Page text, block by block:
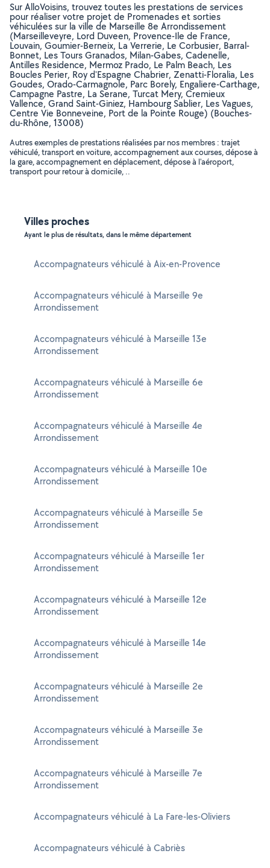
Sur AlloVoisins, trouvez toutes les prestations de services
pour réaliser votre projet de Promenades et sorties
véhiculées sur la ville de Marseille 8e Arrondissement
(Marseilleveyre, Lord Duveen, Provence-Ile de France,
Louvain, Goumier-Berneix, La Verrerie, Le Corbusier, Barral-
Bonnet, Les Tours Granados, Milan-Gabes, Cadenelle,
Antilles Residence, Mermoz Prado, Le Palm Beach, Les
Boucles Perier, Roy d'Espagne Chabrier, Zenatti-Floralia, Les
Goudes, Orado-Carmagnole, Parc Borely, Engaliere-Carthage,
Campagne Pastre, La Serane, Turcat Mery, Cremieux
Vallence, Grand Saint-Giniez, Hambourg Sablier, Les Vagues,
Centre Vie Bonneveine, Port de la Pointe Rouge) (Bouches-
du-Rhône, 13008)
Autres exemples de prestations réalisées par nos membres : trajet
véhiculé, transport en voiture, accompagnement aux courses, dépose à
la gare, accompagnement en déplacement, dépose à l'aéroport,
transport pour retour à domicile, ..
Villes proches
Ayant le plus de résultats, dans le même département
Accompagnateurs véhiculé à Aix-en-Provence
Accompagnateurs véhiculé à Marseille 9e
Arrondissement
Accompagnateurs véhiculé à Marseille 13e
Arrondissement
Accompagnateurs véhiculé à Marseille 6e
Arrondissement
Accompagnateurs véhiculé à Marseille 4e
Arrondissement
Accompagnateurs véhiculé à Marseille 10e
Arrondissement
Accompagnateurs véhiculé à Marseille 5e
Arrondissement
Accompagnateurs véhiculé à Marseille 1er
Arrondissement
Accompagnateurs véhiculé à Marseille 12e
Arrondissement
Accompagnateurs véhiculé à Marseille 14e
Arrondissement
Accompagnateurs véhiculé à Marseille 2e
Arrondissement
Accompagnateurs véhiculé à Marseille 3e
Arrondissement
Accompagnateurs véhiculé à Marseille 7e
Arrondissement
Accompagnateurs véhiculé à La Fare-les-Oliviers
Accompagnateurs véhiculé à Cabriès